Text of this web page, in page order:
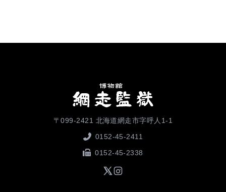
〒099-2421 北海道網走市字呼人1-1
0152-45-2411
0152-45-2338